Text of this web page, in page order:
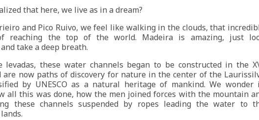
that here, we live as in a dream?
and Pico Ruivo, we feel like walking in the clouds, that
reaching the top of the world. Madeira is amazing, just
take a deep breath.
levadas, these water channels began to be constructed in the
are now paths of discovery for nature in the center of the
by UNESCO as a natural heritage of mankind. We wonder
all this was done, how the men joined forces with the mountain
these channels suspended by ropes leading the water to